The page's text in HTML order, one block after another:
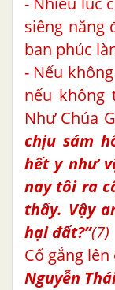
siêng năng
ban phúc
- Nếu
nếu không
Như Chúa
chịu sám
hết y như
nay tôi ra
thấy. Vậy
hại đất?”(7)
Cố gắng
Nguyễn